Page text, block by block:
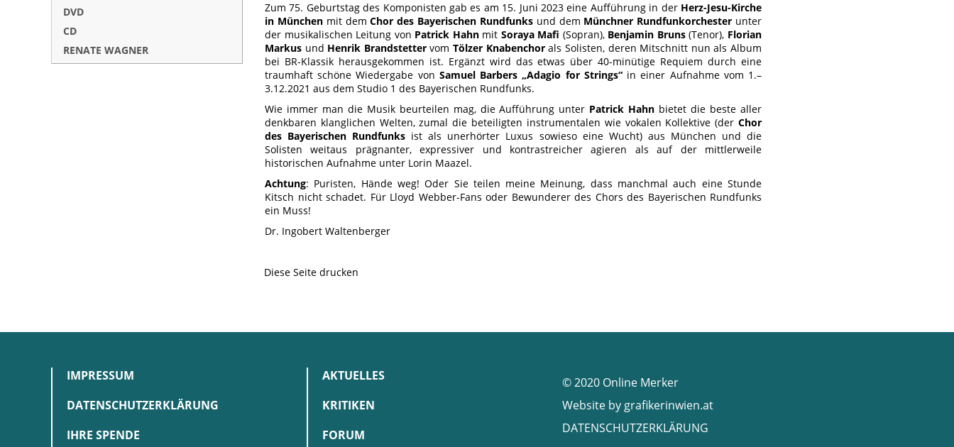
Zum 75. Geburtstag des Komponisten gab es am 15. Juni 2023 eine Aufführung in der Herz-Jesu-Kirche
in Münchenmit demChor des Bayerischen Rundfunksund dem Münchner Rundfunkorchester unter
der musikalischen Leitung von Patrick Hahnmit Soraya Mafi (Sopran), Benjamin Bruns(Tenor), Florian
Markus und Henrik BrandstettervomTölzer Knabenchorals Solisten, deren Mitschnitt nun als Album
bei BR-Klassik herausgekommen ist. Ergänzt wird das etwas über 40-minütige Requiem durch eine
traumhaft schöne Wiedergabe von Samuel Barbers „Adagio for Strings“in einer Aufnahme vom 1.–
3.12.2021 aus dem Studio 1 des Bayerischen Rundfunks.
Wie immer man die Musik beurteilen mag, die Aufführung unter Patrick Hahn bietet die beste aller
denkbaren klanglichen Welten, zumal die beteiligten instrumentalen wie vokalen Kollektive (der Chor
des Bayerischen Rundfunks ist als unerhörter Luxus sowieso eine Wucht) aus München und die
Solisten weitaus prägnanter, expressiver und kontrastreicher agieren als auf der mittlerweile
historischen Aufnahme unter Lorin Maazel.
Achtung: Puristen, Hände weg! Oder Sie teilen meine Meinung, dass manchmal auch eine Stunde
Kitsch nicht schadet. Für Lloyd Webber-Fans oder Bewunderer des Chors des Bayerischen Rundfunks
ein Muss!
Dr. Ingobert Waltenberger
Diese Seite drucken
DVD
CD
RENATE WAGNER
IMPRESSUM
DATENSCHUTZERKLÄRUNG
IHRE SPENDE
AKTUELLES
KRITIKEN
FORUM
© 2020 Online Merker
Website by grafikerinwien.at
DATENSCHUTZERKLÄRUNG